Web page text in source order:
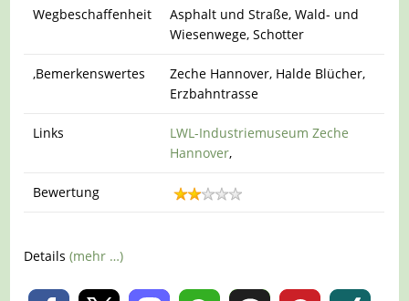
Wegbeschaffenheit
Asphalt und Straße, Wald- und
Wiesenwege, Schotter
,Bemerkenswertes
Zeche Hannover, Halde Blücher,
Erzbahntrasse
Links
LWL-Industriemuseum Zeche
Hannover,
Bewertung
Details(mehr …)